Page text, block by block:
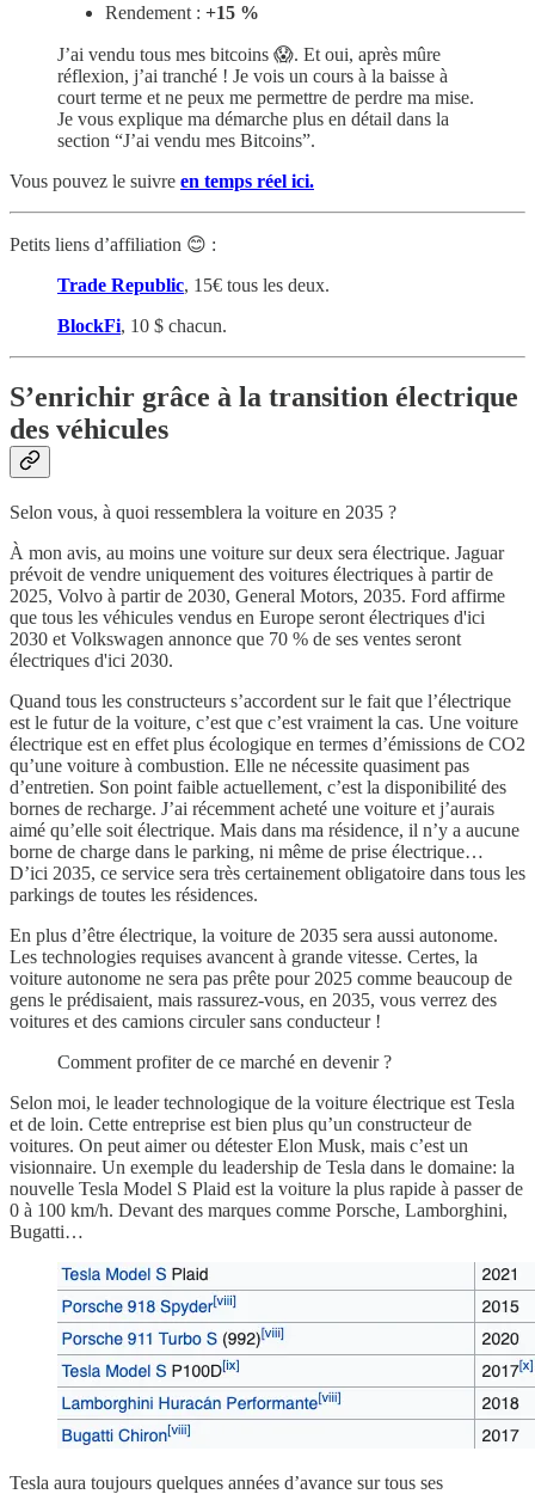
Rendement : +15 %
J’ai vendu tous mes bitcoins 😱. Et oui, après mûre
réflexion, j’ai tranché ! Je vois un cours à la baisse à
court terme et ne peux me permettre de perdre ma mise.
Je vous explique ma démarche plus en détail dans la
section “J’ai vendu mes Bitcoins”.
Vous pouvez le suivre en temps réel ici.
Petits liens d’affiliation 😊 :
Trade Republic, 15€ tous les deux.
BlockFi, 10 $ chacun.
S’enrichir grâce à la transition électrique
des véhicules
Selon vous, à quoi ressemblera la voiture en 2035 ?
À mon avis, au moins une voiture sur deux sera électrique. Jaguar
prévoit de vendre uniquement des voitures électriques à partir de
2025, Volvo à partir de 2030, General Motors, 2035. Ford affirme
que tous les véhicules vendus en Europe seront électriques d'ici
2030 et Volkswagen annonce que 70 % de ses ventes seront
électriques d'ici 2030.
Quand tous les constructeurs s’accordent sur le fait que l’électrique
est le futur de la voiture, c’est que c’est vraiment la cas. Une voiture
électrique est en effet plus écologique en termes d’émissions de CO2
qu’une voiture à combustion. Elle ne nécessite quasiment pas
d’entretien. Son point faible actuellement, c’est la disponibilité des
bornes de recharge. J’ai récemment acheté une voiture et j’aurais
aimé qu’elle soit électrique. Mais dans ma résidence, il n’y a aucune
borne de charge dans le parking, ni même de prise électrique…
D’ici 2035, ce service sera très certainement obligatoire dans tous les
parkings de toutes les résidences.
En plus d’être électrique, la voiture de 2035 sera aussi autonome.
Les technologies requises avancent à grande vitesse. Certes, la
voiture autonome ne sera pas prête pour 2025 comme beaucoup de
gens le prédisaient, mais rassurez-vous, en 2035, vous verrez des
voitures et des camions circuler sans conducteur !
Comment profiter de ce marché en devenir ?
Selon moi, le leader technologique de la voiture électrique est Tesla
et de loin. Cette entreprise est bien plus qu’un constructeur de
voitures. On peut aimer ou détester Elon Musk, mais c’est un
visionnaire. Un exemple du leadership de Tesla dans le domaine: la
nouvelle Tesla Model S Plaid est la voiture la plus rapide à passer de
0 à 100 km/h. Devant des marques comme Porsche, Lamborghini,
Bugatti…
Tesla aura toujours quelques années d’avance sur tous ses